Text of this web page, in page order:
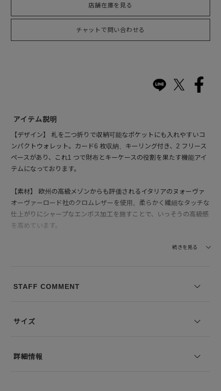
店舗在庫を見る
チャットで問い合わせる
アイテム説明
【デザイン】 札を二つ折りで収納可能なポケットにも入れやすいコ
ンパクトウォレット。カード6 枚収納、キーリング付き、2 フリース
ペースがあり、これ1 つで財布とキーケースの役割を果たす機能アイ
テムになっております。
【素材】 欧州の高級メゾンからも評価されるイタリアのヌォーヴァ
オーヴァーロード社のクロムレザーを使用。柔らかく繊細なタッチな
仕上がりにシャープなエンボス加工を施すことで、いっそうの高級感
を高めています。
※写真は実際のカラーと若干相違する場合がございます。あらかじめ
続きを見る
STAFF COMMENT
サイズ
詳細情報